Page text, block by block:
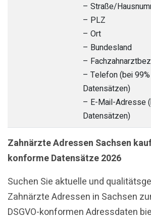
– Straße/
– PLZ
– Ort
– Bundesland
–
– Telefon (bei
Datensätzen)
– E-Mail-Adresse
Datensätzen)
Zahnärzte Adressen Sachsen
konforme Datensätze 2026
Suchen Sie aktuelle und
Zahnärzte Adressen in Sachsen
DSGVO-konformen Adressdaten